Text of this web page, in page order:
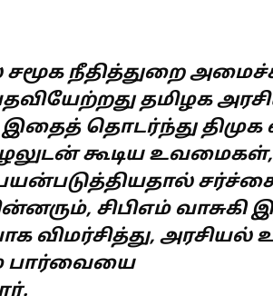
நீதித்துறை
தமிழக
தொடர்ந்து திமுக
கூடிய உவமைகள்,
சர்ச்சை
சிபிஎம் வாசுகி
விமர்சித்து, அரசியல்
பார்வையை